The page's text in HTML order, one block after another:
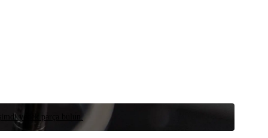
yedek parça bulun.